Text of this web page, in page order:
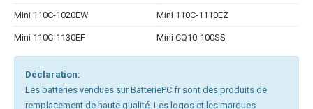
Mini 110C-1020EW Mini 110C-1110EZ
Mini 110C-1130EF Mini CQ10-100SS
Déclaration:
Les batteries vendues sur BatteriePC.fr sont des produits de
remplacement de haute qualité. Les logos et les marques